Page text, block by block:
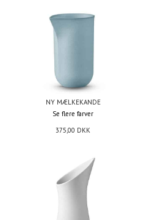
NY MÆLKEKANDE
Se flere farver
375,00 DKK